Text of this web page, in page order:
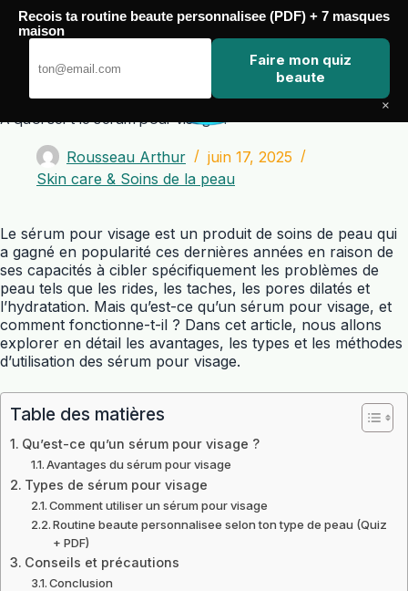
Passer
contenu
A quoi sert le sérum pour visage ?
Rousseau Arthur
juin 17, 2025
Skin care & Soins de la peau
Le sérum pour visage est un produit de soins de peau qui
a gagné en popularité ces dernières années en raison de
ses capacités à cibler spécifiquement les problèmes de
peau tels que les rides, les taches, les pores dilatés et
l’hydratation. Mais qu’est-ce qu’un sérum pour visage, et
comment fonctionne-t-il ? Dans cet article, nous allons
explorer en détail les avantages, les types et les méthodes
d’utilisation des sérum pour visage.
Table des matières
Qu’est-ce qu’un sérum pour visage ?
Avantages du sérum pour visage
Types de sérum pour visage
Comment utiliser un sérum pour visage
Routine beaute personnalisee selon ton type de peau (Quiz
+ PDF)
Conseils et précautions
Conclusion
Recois ta routine beaute personnalisee (PDF) + 7 masques
maison
Faire mon quiz
beaute
×